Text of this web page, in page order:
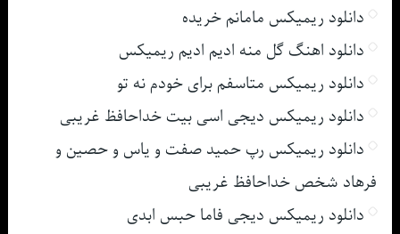
دانلود ریمیکس مامانم خریده
دانلود اهنگ گل منه ادیم ادیم ریمیکس
دانلود ریمیکس متاسفم برای خودم نه تو
دانلود ریمیکس دیجی اسی بیت خداحافظ غریبی
دانلود ریمیکس رپ حمید صفت و یاس و حصین و
فرهاد شخص خداحافظ غریبی
دانلود ریمیکس دیجی فاما حبس ابدی